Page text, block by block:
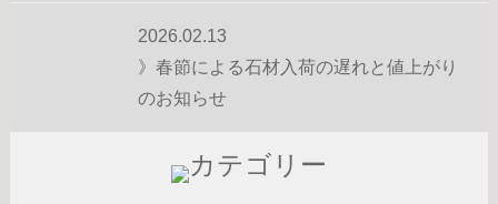
2026.02.13
》春節による石材入荷の遅れと値上がり
のお知らせ